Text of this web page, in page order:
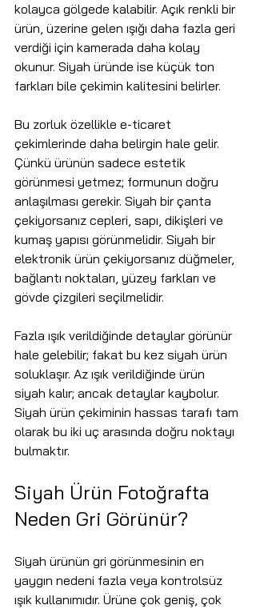
kolayca gölgede kalabilir. Açık renkli bir
ürün, üzerine gelen ışığı daha fazla geri
verdiği için kamerada daha kolay
okunur. Siyah üründe ise küçük ton
farkları bile çekimin kalitesini belirler.
Bu zorluk özellikle e-ticaret
çekimlerinde daha belirgin hale gelir.
Çünkü ürünün sadece estetik
görünmesi yetmez; formunun doğru
anlaşılması gerekir. Siyah bir çanta
çekiyorsanız cepleri, sapı, dikişleri ve
kumaş yapısı görünmelidir. Siyah bir
elektronik ürün çekiyorsanız düğmeler,
bağlantı noktaları, yüzey farkları ve
gövde çizgileri seçilmelidir.
Fazla ışık verildiğinde detaylar görünür
hale gelebilir; fakat bu kez siyah ürün
soluklaşır. Az ışık verildiğinde ürün
siyah kalır; ancak detaylar kaybolur.
Siyah ürün çekiminin hassas tarafı tam
olarak bu iki uç arasında doğru noktayı
bulmaktır.
Siyah Ürün Fotoğrafta
Neden Gri Görünür?
Siyah ürünün gri görünmesinin en
yaygın nedeni fazla veya kontrolsüz
ışık kullanımıdır. Ürüne çok geniş, çok